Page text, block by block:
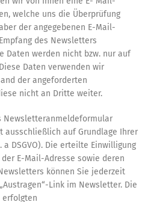
welche uns die Überprüfung
der angegebenen E-Mail-
des Newsletters
Daten werden nicht bzw. nur auf
Daten verwenden wir
der angeforderten
nicht an Dritte weiter.
Newsletteranmeldeformular
ausschließlich auf Grundlage Ihrer
a DSGVO). Die erteilte Einwilligung
E-Mail-Adresse sowie deren
können Sie jederzeit
Link im Newsletter. Die
erfolgten